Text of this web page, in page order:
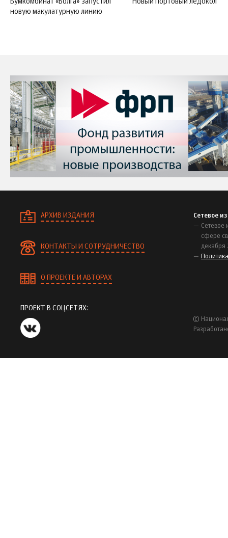
Бумкомбинат «Волга» запустил
новую макулатурную линию
Новый портовый ледокол
АРХИВ ИЗДАНИЯ
КОНТАКТЫ И СОТРУДНИЧЕСТВО
О ПРОЕКТЕ И АВТОРАХ
Сетевое
Сетевое
сфере
декабря
ПРОЕКТ В СОЦСЕТЯХ:
©